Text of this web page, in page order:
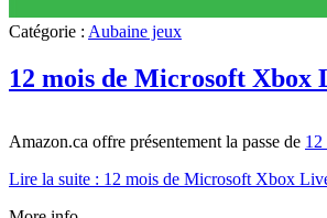
Catégorie : Aubaine jeux
12 mois de Microsoft Xbox
Amazon.ca offre présentement la passe de 12
Lire la suite : 12 mois de Microsoft Xbox